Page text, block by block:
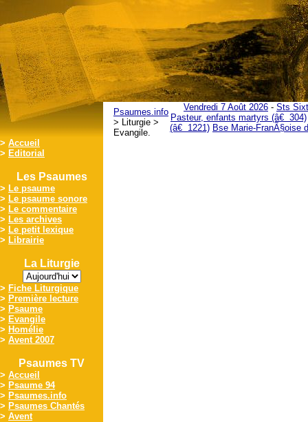
> Accueil
> Editorial
Les Psaumes
> Le psaume
> Le psaume sonore
> Le commentaire
> Les archives
> Le petit lexique
> Librairie
La Liturgie
> Fiche Liturgique
> Première lecture
> Psaume
> Evangile
> Homélie
> Avent 2007
Psaumes TV
> Accueil
> Psaume 94
> Psaumes.info
> Psaumes Chantés
> Avent
Psaumes.info
> Liturgie >
Evangile.
Vendredi 7 Août 2026 - Sts
Pasteur, enfants martyrs (â€ 304)
(â€ 1221) Bse Marie-FranÃ§oise